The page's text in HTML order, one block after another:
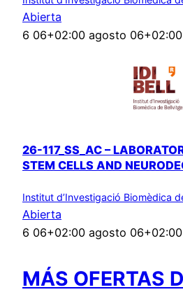
Abierta
6 06+02:00 agosto
26-117_SS_AC –
STEM CELLS AND
Institut d’Investigació Biomèdica
Abierta
6 06+02:00 agosto
MÁS OFERTAS